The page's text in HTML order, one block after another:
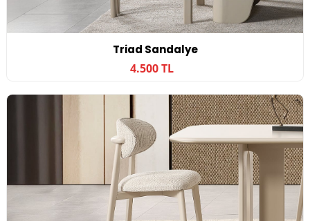
Triad Sandalye
4.500 TL